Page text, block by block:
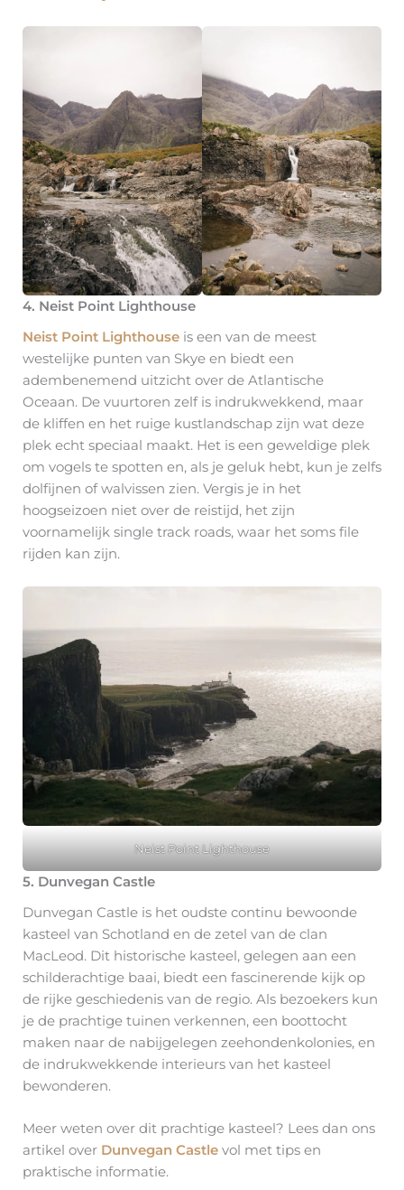
4. Neist Point Lighthouse
Neist Point Lighthouse is een van de meest
westelijke punten van Skye en biedt een
adembenemend uitzicht over de Atlantische
Oceaan. De vuurtoren zelf is indrukwekkend, maar
de kliffen en het ruige kustlandschap zijn wat deze
plek echt speciaal maakt. Het is een geweldige plek
om vogels te spotten en, als je geluk hebt, kun je zelfs
dolfijnen of walvissen zien. Vergis je in het
hoogseizoen niet over de reistijd, het zijn
voornamelijk single track roads, waar het soms file
rijden kan zijn.
Neist Point Lighthouse
5. Dunvegan Castle
Dunvegan Castle is het oudste continu bewoonde
kasteel van Schotland en de zetel van de clan
MacLeod. Dit historische kasteel, gelegen aan een
schilderachtige baai, biedt een fascinerende kijk op
de rijke geschiedenis van de regio. Als bezoekers kun
je de prachtige tuinen verkennen, een boottocht
maken naar de nabijgelegen zeehondenkolonies, en
de indrukwekkende interieurs van het kasteel
bewonderen.
Meer weten over dit prachtige kasteel? Lees dan ons
artikel over Dunvegan Castle vol met tips en
praktische informatie.